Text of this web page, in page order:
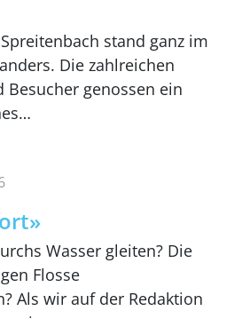
stand ganz im
Die zahlreichen
Besucher genossen ein
Wasser gleiten? Die
Flosse
Als wir auf der Redaktion